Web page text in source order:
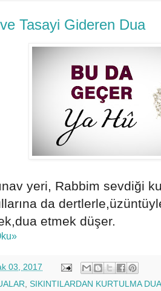
Tasayi Gideren Dua
yeri, Rabbim sevdiği
da
etmek düşer.
03, 2017
SIKINTILARDAN KURTULMA